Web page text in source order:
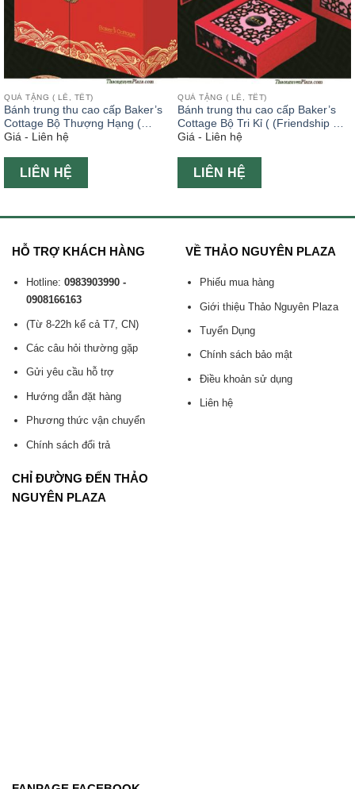
QUÀ TẶNG ( LỄ, TẾT)
Bánh trung thu cao cấp Baker’s
Cottage Bộ Thượng Hạng (
(Happiness Gift Set )
Giá - Liên hệ
LIÊN HỆ
QUÀ TẶNG ( LỄ, TẾT)
Bánh trung thu cao cấp Baker’s
Cottage Bộ Tri Kỉ ( (Friendship Gift
Set )
Giá - Liên hệ
LIÊN HỆ
HỖ TRỢ KHÁCH HÀNG
Hotline: 0983903990 -
0908166163
(Từ 8-22h kể cả T7, CN)
Các câu hỏi thường gặp
Gửi yêu cầu hỗ trợ
Hướng dẫn đặt hàng
Phương thức vận chuyển
Chính sách đổi trả
VỀ THẢO NGUYÊN PLAZA
Phiếu mua hàng
Giới thiệu Thảo Nguyên Plaza
Tuyển Dụng
Chính sách bảo mật
Điều khoản sử dụng
Liên hệ
CHỈ ĐƯỜNG ĐẾN THẢO
NGUYÊN PLAZA